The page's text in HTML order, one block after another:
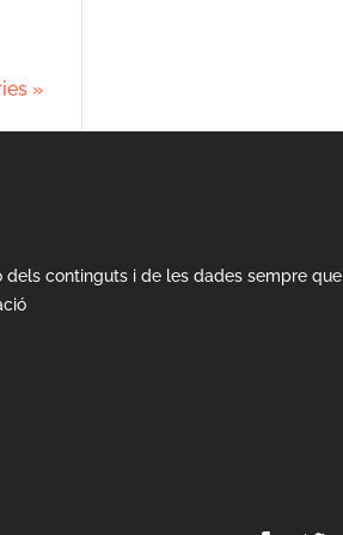
»
continguts i de les dades sempre que